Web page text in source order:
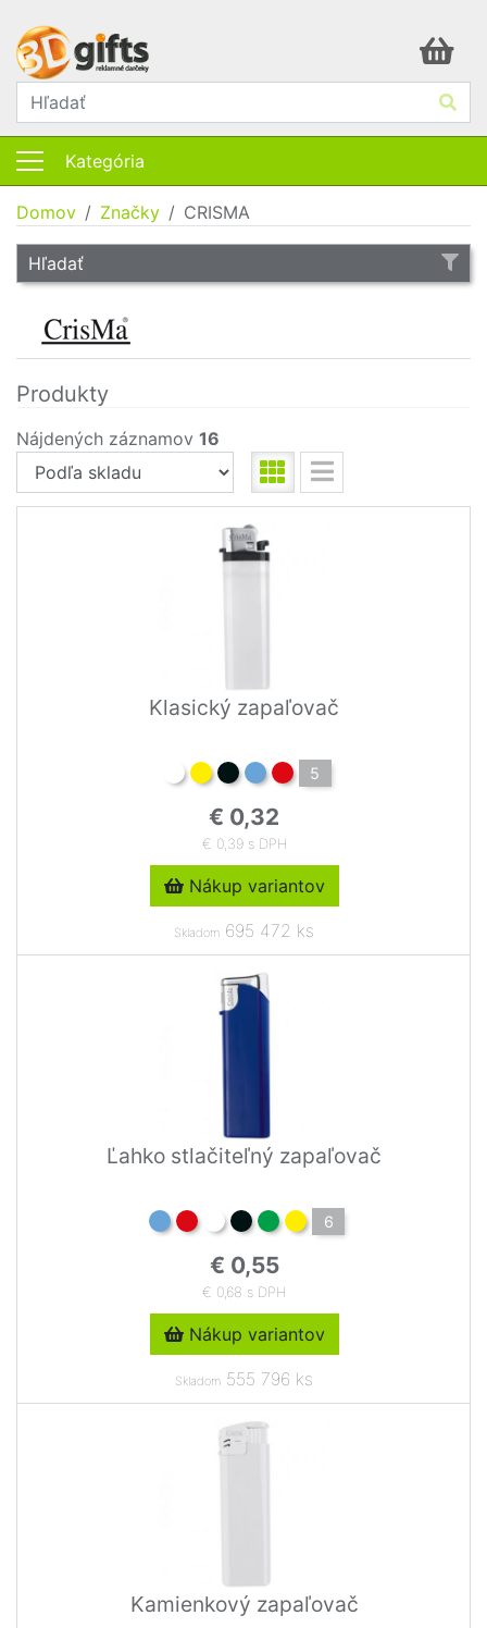
Kategória
Domov Značky CRISMA
Hľadať
Produkty
Nájdených záznamov 16
Klasický zapaľovač
5
€ 0,32
€ 0,39 s DPH
Nákup variantov
Skladom 695 472 ks
Ľahko stlačiteľný zapaľovač
6
€ 0,55
€ 0,68 s DPH
Nákup variantov
Skladom 555 796 ks
Kamienkový zapaľovač